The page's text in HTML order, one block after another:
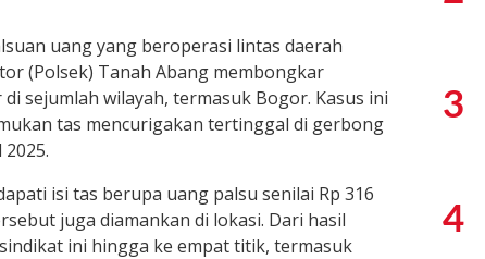
uang yang beroperasi lintas daerah
(Polsek) Tanah Abang membongkar
sejumlah wilayah, termasuk Bogor. Kasus ini
tas mencurigakan tertinggal di gerbong
isi tas berupa uang palsu senilai Rp 316
juga diamankan di lokasi. Dari hasil
ini hingga ke empat titik, termasuk
3
4